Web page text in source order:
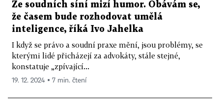
Ze soudních síní mizí humor. Obávám se,
že časem bude rozhodovat umělá
inteligence, říká Ivo Jahelka
I když se právo a soudní praxe mění, jsou problémy, se
kterými lidé přicházejí za advokáty, stále stejné,
konstatuje „zpívající...
19. 12. 2024 ▪ 7 min. čtení